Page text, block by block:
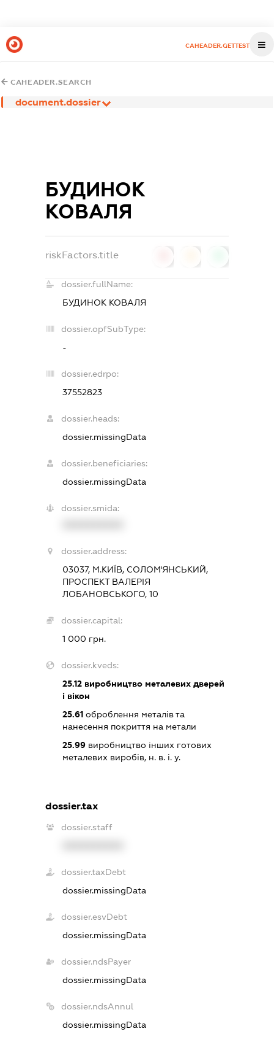
CAHEADER.GETTEST
CAHEADER.SEARCH
document.dossier
БУДИНОК
КОВАЛЯ
riskFactors.title
dossier.fullName:
БУДИНОК КОВАЛЯ
dossier.opfSubType:
-
dossier.edrpo:
37552823
dossier.heads:
dossier.missingData
dossier.beneficiaries:
dossier.missingData
dossier.smida:
dossier.address:
03037, М.КИЇВ, СОЛОМ'ЯНСЬКИЙ,
ПРОСПЕКТ ВАЛЕРІЯ
ЛОБАНОВСЬКОГО, 10
dossier.capital:
1 000 грн.
dossier.kveds:
25.12виробництво металевих дверей
і вікон
25.61оброблення металів та
нанесення покриття на метали
25.99виробництво інших готових
металевих виробів, н. в. і. у.
dossier.tax
dossier.staff
dossier.taxDebt
dossier.missingData
dossier.esvDebt
dossier.missingData
dossier.ndsPayer
dossier.missingData
dossier.ndsAnnul
dossier.missingData